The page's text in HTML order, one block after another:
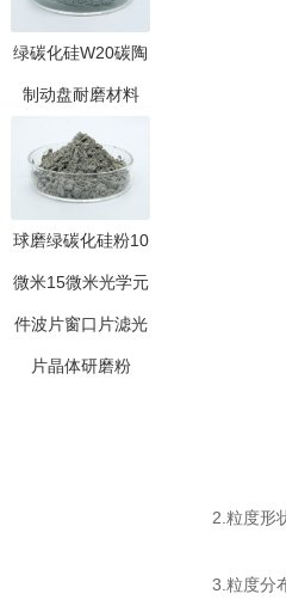
绿碳化硅W20碳陶
制动盘耐磨材料
球磨绿碳化硅粉10
微米15微米光学元
件波片窗口片滤光
片晶体研磨粉
2.粒度形
3.粒度分